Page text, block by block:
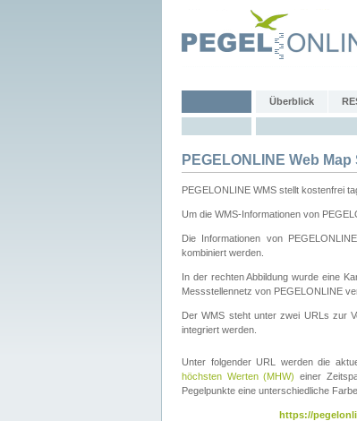
Überblick
PEGELONLINE Web
PEGELONLINE WMS stellt kostenfrei
Um die WMS-Informationen von
Die Informationen von
kombiniert werden.
In der rechten Abbildung wurde eine
Messstellennetz von PEGELONLINE
Der WMS steht unter zwei URLs zur
integriert werden.
Unter folgender URL werden die
höchsten Werten (MHW) einer
Pegelpunkte eine unterschiedliche
https://